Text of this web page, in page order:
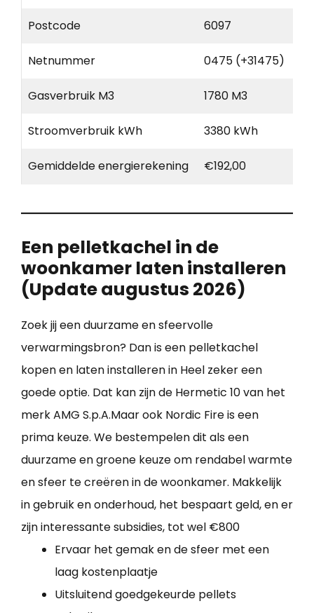
Postcode 6097
Netnummer 0475 (+31475)
Gasverbruik M3 1780 M3
Stroomverbruik kWh 3380 kWh
Gemiddelde energierekening €192,00
Een pelletkachel in de
woonkamer laten installeren
(Update augustus 2026)
Zoek jij een duurzame en sfeervolle
verwarmingsbron? Dan is een pelletkachel
kopen en laten installeren in Heel zeker een
goede optie. Dat kan zijn de Hermetic 10 van het
merk AMG S.p.A.Maar ook Nordic Fire is een
prima keuze. We bestempelen dit als een
duurzame en groene keuze om rendabel warmte
en sfeer te creëren in de woonkamer. Makkelijk
in gebruik en onderhoud, het bespaart geld, en er
zijn interessante subsidies, tot wel €800
Ervaar het gemak en de sfeer met een
laag kostenplaatje
Uitsluitend goedgekeurde pellets